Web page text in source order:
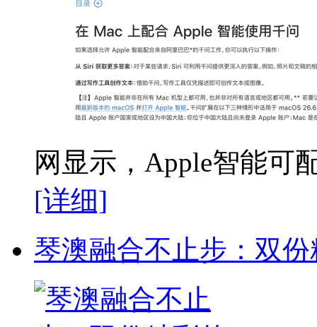
网显示，Apple智能可
[详细]
琴澳融合不止步：双